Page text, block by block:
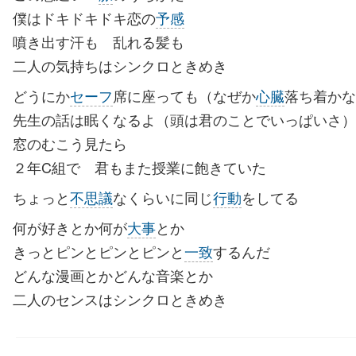
僕はドキドキドキ恋の予感
噴き出す汗も 乱れる髪も
二人の気持ちはシンクロときめき
どうにかセーフ席に座っても（なぜか心臓落ち着か
先生の話は眠くなるよ（頭は君のことでいっぱいさ）
窓のむこう見たら
２年C組で 君もまた授業に飽きていた
ちょっと不思議なくらいに同じ行動をしてる
何が好きとか何が大事とか
きっとピンとピンとピンと一致するんだ
どんな漫画とかどんな音楽とか
二人のセンスはシンクロときめき